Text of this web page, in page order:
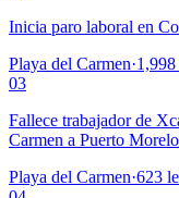
Inicia paro laboral en
Playa del Carmen·1,998
03
Fallece trabajador de
Carmen a Puerto
Playa del Carmen·623